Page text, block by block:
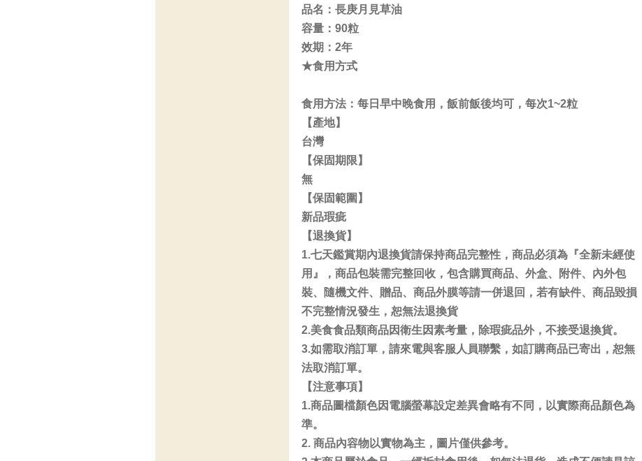
品名：長庚月見草油
容量：90粒
效期：2年
★食用方式
食用方法：每日早中晚食用，飯前飯後均可，每次1~2粒
【產地】
台灣
【保固期限】
無
【保固範圍】
新品瑕疵
【退換貨】
1.七天鑑賞期內退換貨請保持商品完整性，商品必須為『全新未經使
用』，商品包裝需完整回收，包含購買商品、外盒、附件、內外包
裝、隨機文件、贈品、商品外膜等請一併退回，若有缺件、商品毀損
不完整情況發生，恕無法退換貨
2.美食食品類商品因衛生因素考量，除瑕疵品外，不接受退換貨。
3.如需取消訂單，請來電與客服人員聯繫，如訂購商品已寄出，恕無
法取消訂單。
【注意事項】
1.商品圖檔顏色因電腦螢幕設定差異會略有不同，以實際商品顏色為
準。
2. 商品內容物以實物為主，圖片僅供參考。